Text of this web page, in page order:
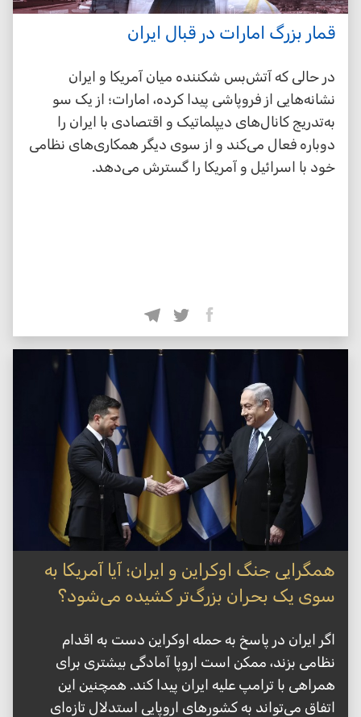
قمار بزرگ امارات در قبال ایران
در حالی که آتش‌بس شکننده میان آمریکا و ایران
نشانه‌هایی از فروپاشی پیدا کرده، امارات؛ از یک سو
به‌تدریج کانال‌های دیپلماتیک و اقتصادی با ایران را
دوباره فعال می‌کند و از سوی دیگر همکاری‌های نظامی
خود با اسرائیل و آمریکا را گسترش می‌دهد.
همگرایی جنگ اوکراین و ایران؛ آیا آمریکا به
سوی یک بحران بزرگ‌تر کشیده می‌شود؟
اگر ایران در پاسخ به حمله اوکراین دست به اقدام
نظامی بزند، ممکن است اروپا آمادگی بیشتری برای
همراهی با ترامپ علیه ایران پیدا کند. همچنین این
اتفاق می‌تواند به کشورهای اروپایی استدلال تازه‌ای